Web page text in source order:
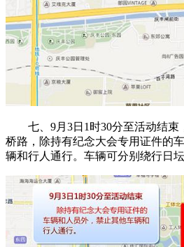
七、9月3日1时30分至活动结束
桥路，除持有纪念大会专用证件的
辆和行人通行。车辆可分别绕行日